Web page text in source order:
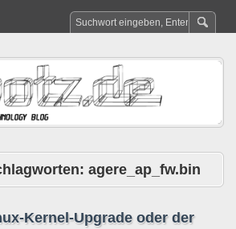
agere_ap_fw.bin
Kernel-Upgrade oder der